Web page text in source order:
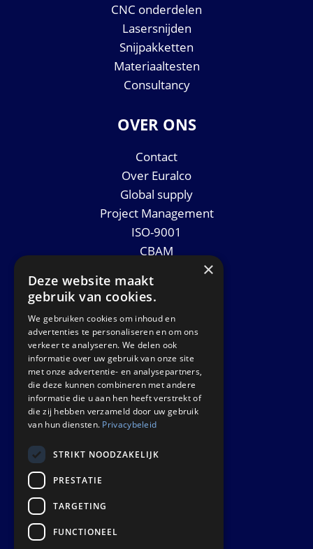
CNC onderdelen
Lasersnijden
Snijpakketten
Materiaaltesten
Consultancy
OVER ONS
Contact
Over Euralco
Global supply
Project Management
ISO-9001
CBAM
Nieuws
GET IN TOUCH
Euralco Europe B.V.
Zinkstraat 24 - E9451
4823 AD Breda
The Netherlands
×
Deze website maakt
gebruik van cookies.
We gebruiken cookies om inhoud en
advertenties te personaliseren en om ons
verkeer te analyseren. We delen ook
informatie over uw gebruik van onze site
met onze advertentie- en analysepartners,
die deze kunnen combineren met andere
informatie die u aan hen heeft verstrekt of
die zij hebben verzameld door uw gebruik
van hun diensten. Privacybeleid
STRIKT NOODZAKELIJK
PRESTATIE
TARGETING
FUNCTIONEEL